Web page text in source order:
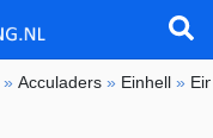
»Acculaders » Einhell »